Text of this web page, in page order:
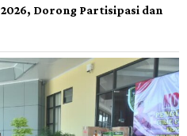
Dorong Partisipasi dan